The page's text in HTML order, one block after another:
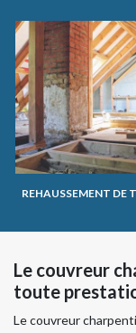
REHAUSSEMENT DE
Le couvreur
toute
Le couvreur